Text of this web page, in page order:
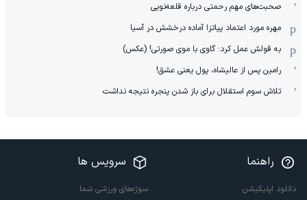
صحبت‌های مهم رحمتی درباره قلعه‌نویی
مهره مورد اعتماد پیاتزا آماده درخشش در آسیا
به قولش عمل کرد: گاوی با موی صورتی! (عکس)
رامین پس از عالیشاه، پول یعنی عشق!
تلاش سوم استقلال برای باز شدن پنجره نتیجه نداشت
راهنما
دانلود اپلیکیشن
سرویس ها
سوژه‌های ورزشی شما